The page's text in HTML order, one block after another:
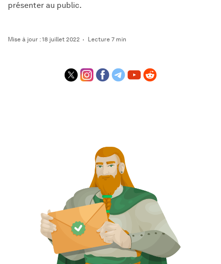
présenter au public.
Mise à jour : 18 juillet 2022 Lecture 7 min